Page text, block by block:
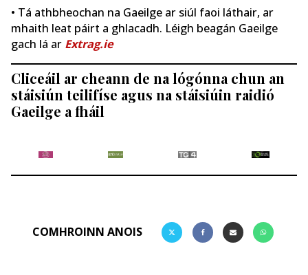
• Tá athbheochan na Gaeilge ar siúl faoi láthair, ar
mhaith leat páirt a ghlacadh. Léigh beagán Gaeilge
gach lá ar Extrag.ie
Cliceáil ar cheann de na lógónna chun an
stáisiún teilifíse agus na stáisiúin raidió
Gaeilge a fháil
COMHROINN ANOIS